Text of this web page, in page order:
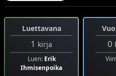
Luettavana
1 kirja
Luen: Erik
Ihmisenpoika
0